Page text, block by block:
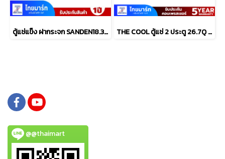
ตู้แช่แข็ง ฝากระจก SANDEN18.3 คิว SNC-0515 THE COOL ตู้แช่ 2 ประตู 26.7Q สีดำ รุ่น ALPHA 2P PREMIUM-BLACK
@@thaimart